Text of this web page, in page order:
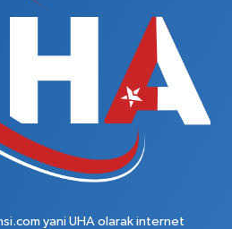
yani UHA olarak internet